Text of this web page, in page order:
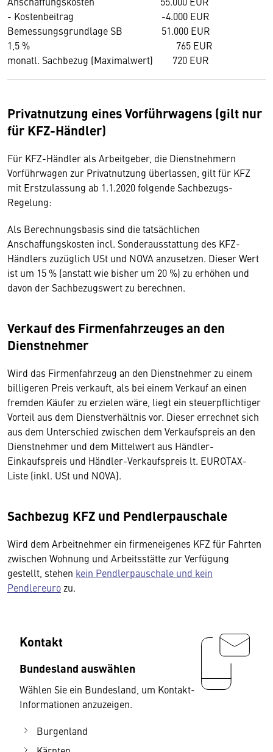
- Kostenbeitrag -4.000 EUR
Bemessungsgrundlage SB 51.000 EUR
1,5 % 765 EUR
monatl. Sachbezug (Maximalwert) 720 EUR
Privatnutzung eines Vorführwagens (gilt nur
für KFZ-Händler)
Für KFZ-Händler als Arbeitgeber, die Dienstnehmern
Vorführwagen zur Privatnutzung überlassen, gilt für KFZ
mit Erstzulassung ab 1.1.2020 folgende Sachbezugs-
Regelung:
Als Berechnungsbasis sind die tatsächlichen
Anschaffungskosten incl. Sonderausstattung des KFZ-
Händlers zuzüglich USt und NOVA anzusetzen. Dieser Wert
ist um 15 % (anstatt wie bisher um 20 %) zu erhöhen und
davon der Sachbezugswert zu berechnen.
Verkauf des Firmenfahrzeuges an den
Dienstnehmer
Wird das Firmenfahrzeug an den Dienstnehmer zu einem
billigeren Preis verkauft, als bei einem Verkauf an einen
fremden Käufer zu erzielen wäre, liegt ein steuerpflichtiger
Vorteil aus dem Dienstverhältnis vor. Dieser errechnet sich
aus dem Unterschied zwischen dem Verkaufspreis an den
Dienstnehmer und dem Mittelwert aus Händler-
Einkaufspreis und Händler-Verkaufspreis lt. EUROTAX-
Liste (inkl. USt und NOVA).
Sachbezug KFZ und Pendlerpauschale
Wird dem Arbeitnehmer ein firmeneigenes KFZ für Fahrten
zwischen Wohnung und Arbeitsstätte zur Verfügung
gestellt, stehen kein Pendlerpauschale und kein
Pendlereuro zu.
Kontakt
Bundesland auswählen
Wählen Sie ein Bundesland, um Kontakt-
Informationen anzuzeigen.
Burgenland